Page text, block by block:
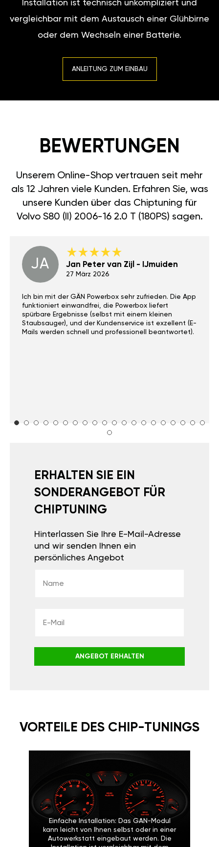
Installation ist technisch unkompliziert und
vergleichbar mit dem Austausch einer Glühbirne
oder dem Wechseln einer Batterie.
ANLEITUNG ZUM EINBAU
BEWERTUNGEN
Unserem Online-Shop vertrauen seit mehr
als 12 Jahren viele Kunden. Erfahren Sie, was
unsere Kunden über das Chiptuning für
Volvo S80 (II) 2006-16 2.0 T (180PS) sagen.
JA Jan Peter van Zijl - IJmuiden
27 März 2026
Ich bin mit der GÄN Powerbox sehr zufrieden. Die App
funktioniert einwandfrei, die Powerbox liefert
spürbare Ergebnisse (selbst mit einem kleinen
Staubsauger), und der Kundenservice ist exzellent (E-
Mails werden schnell und professionell beantwortet).
ERHALTEN SIE EIN
SONDERANGEBOT FÜR
CHIPTUNING
Hinterlassen Sie Ihre E-Mail-Adresse
und wir senden Ihnen ein
persönliches Angebot
ANGEBOT ERHALTEN
VORTEILE DES CHIP-TUNINGS
Einfache Installation: Das GAN-Modul
kann leicht von Ihnen selbst oder in einer
Autowerkstatt eingebaut werden. Die